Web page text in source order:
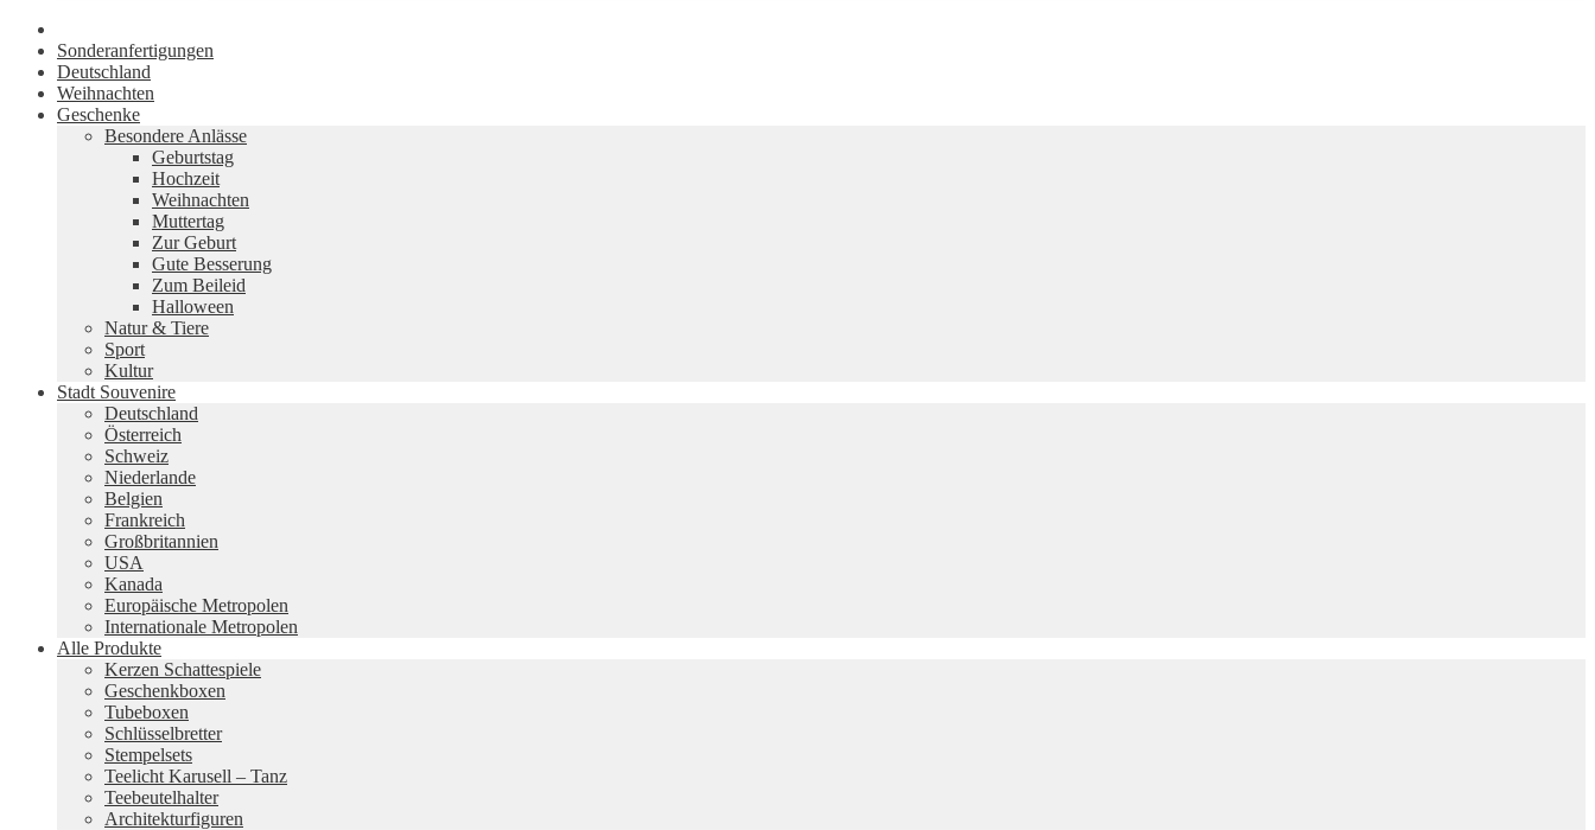
Sonderanfertigungen
Deutschland
Weihnachten
Geschenke
Besondere Anlässe
Geburtstag
Hochzeit
Weihnachten
Muttertag
Zur Geburt
Gute Besserung
Zum Beileid
Halloween
Natur & Tiere
Sport
Kultur
Stadt Souvenire
Deutschland
Österreich
Schweiz
Niederlande
Belgien
Frankreich
Großbritannien
USA
Kanada
Europäische Metropolen
Internationale Metropolen
Alle Produkte
Kerzen Schattespiele
Geschenkboxen
Tubeboxen
Schlüsselbretter
Stempelsets
Teelicht Karusell – Tanz
Teebeutelhalter
Architekturfiguren